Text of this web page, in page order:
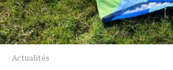
Actualités